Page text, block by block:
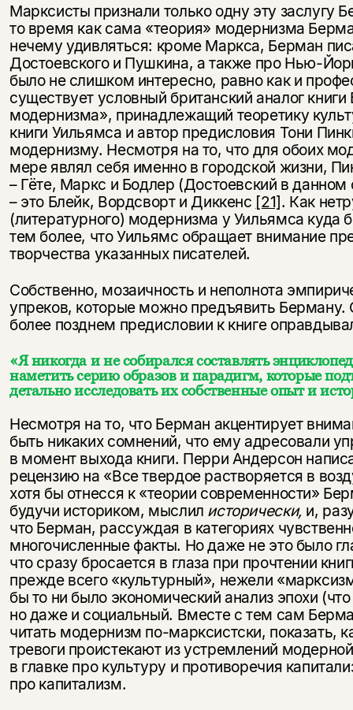
Марксисты признали только одну эту заслугу
то время как сама «теория» модернизма
нечему удивляться: кроме Маркса, Берман
Достоевского и Пушкина, а также про Нью-
было не слишком интересно, равно как и
существует условный британский аналог
модернизма», принадлежащий теоретику
книги Уильямса и автор предисловия Тони
модернизму. Несмотря на то, что для обоих
мере являл себя именно в городской жизни,
– Гёте, Маркс и Бодлер (Достоевский в
– это Блейк, Вордсворт и Диккенс [21]. Как
(литературного) модернизма у Уильямса куда
тем более, что Уильямс обращает внимание
творчества указанных писателей.
Собственно, мозаичность и неполнота
упреков, которые можно предъявить
более позднем предисловии к книге
«Я никогда и не собирался составлять
наметить серию образов и парадигм, которые
детально исследовать их собственные опыт и
Несмотря на то, что Берман акцентирует
быть никаких сомнений, что ему адресовали
в момент выхода книги. Перри Андерсон
рецензию на «Все твердое растворяется в
хотя бы отнесся к «теории современности»
будучи историком, мыслил исторически, и,
что Берман, рассуждая в категориях
многочисленные факты. Но даже не это было
что сразу бросается в глаза при прочтении
прежде всего «культурный», нежели
бы то ни было экономический анализ эпохи
но даже и социальный. Вместе с тем сам
читать модернизм по-марксистски, показать,
тревоги проистекают из устремлений
в главке про культуру и противоречия
про капитализм.